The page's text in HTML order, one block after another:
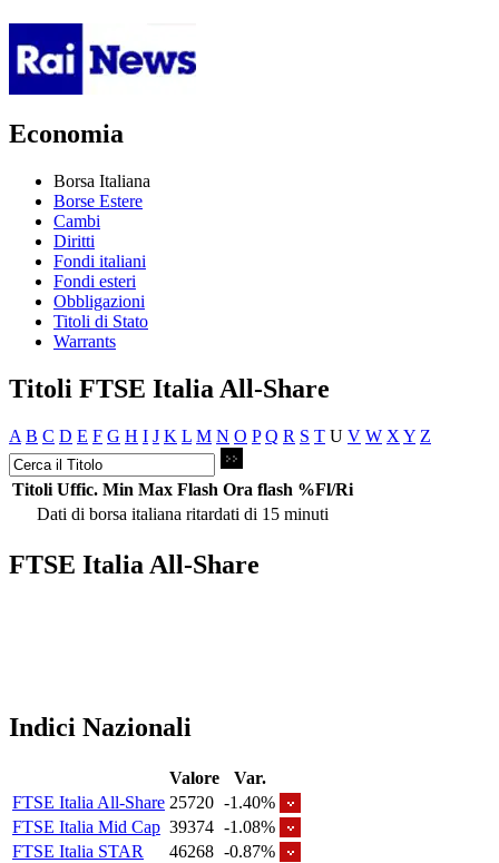
Economia
Borsa Italiana
Borse Estere
Cambi
Diritti
Fondi italiani
Fondi esteri
Obbligazioni
Titoli di Stato
Warrants
Titoli FTSE Italia All-Share
A B C D E F G H I J K L M N O P Q R S T U V W X Y Z
Titoli Uffic. Min Max Flash Ora flash %Fl/Ri
Dati di borsa italiana ritardati di 15 minuti
FTSE Italia All-Share
Indici Nazionali
Valore
Var.
FTSE Italia All-Share 25720 -1.40%
FTSE Italia Mid Cap 39374 -1.08%
FTSE Italia STAR
46268 -0.87%